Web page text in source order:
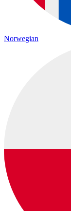
Norwegian